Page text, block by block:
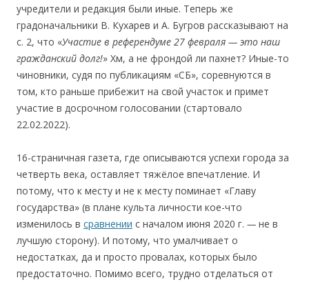
учредители и редакция были иные. Теперь же
градоначальники В. Кухарев и А. Бугров рассказывают на
c. 2, что «Участие в референдуме 27 февраля — это наш
гражданский долг!» Хм, а не фрондой ли пахнет? Иные-то
чиновники, судя по публикациям «СБ», соревнуются в
том, кто раньше прибежит на свой участок и примет
участие в досрочном голосовании (стартовало
22.02.2022).
16-страничная газета, где описываются успехи города за
четверть века, оставляет тяжёлое впечатление. И
потому, что к месту и не к месту поминает «Главу
государства» (в плане культа личности кое-что
изменилось в сравнении с началом июня 2020 г. — не в
лучшую сторону). И потому, что умалчивает о
недостатках, да и просто провалах, которых было
предостаточно. Помимо вcего, трудно отделаться от